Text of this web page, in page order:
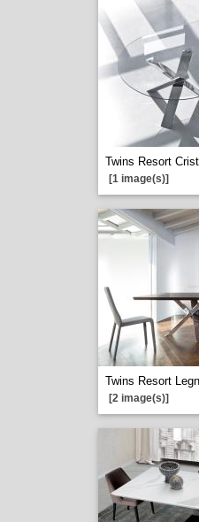
Twins Resort
[1 image(s)]
Twins Resort
[2 image(s)]